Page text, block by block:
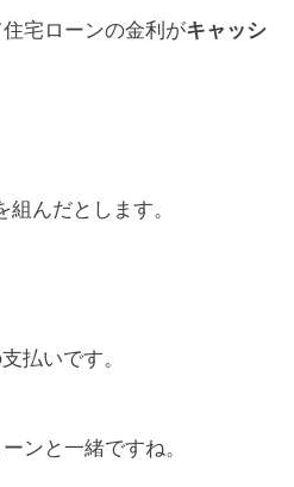
宅ローンの金利がキャッシ
んだとします。
いです。
ンと一緒ですね。